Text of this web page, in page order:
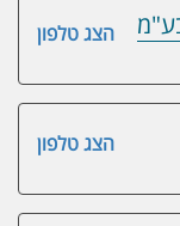
הצג טלפון
הצג טלפון